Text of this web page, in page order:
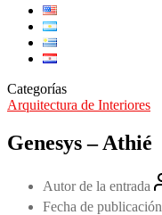
Categorías
Arquitectura de Interiores
Genesys – Athié
Autor de la entrada
Fecha de publicación